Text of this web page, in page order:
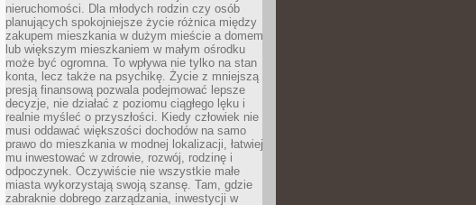
nieruchomości. Dla młodych rodzin czy osób
planujących spokojniejsze życie różnica między
zakupem mieszkania w dużym mieście a domem
lub większym mieszkaniem w małym ośrodku
może być ogromna. To wpływa nie tylko na stan
konta, lecz także na psychikę. Życie z mniejszą
presją finansową pozwala podejmować lepsze
decyzje, nie działać z poziomu ciągłego lęku i
realnie myśleć o przyszłości. Kiedy człowiek nie
musi oddawać większości dochodów na samo
prawo do mieszkania w modnej lokalizacji, łatwiej
mu inwestować w zdrowie, rozwój, rodzinę i
odpoczynek. Oczywiście nie wszystkie małe
miasta wykorzystają swoją szansę. Tam, gdzie
zabraknie dobrego zarządzania, inwestycji w